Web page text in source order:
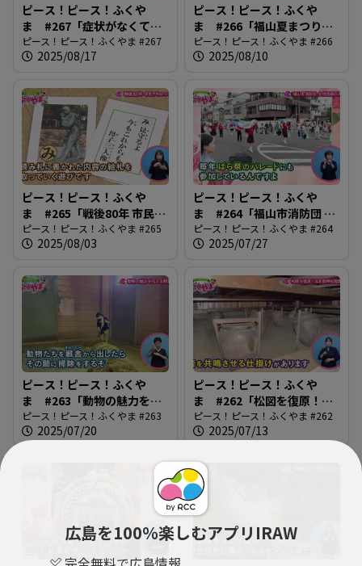
広島を100％楽しむアプリIRAW
ピース！ピース！ふくや
ま #267「症状がなくても
健診に」
ピース！ピース！ふくやま #267
2025/08/17
ピース！ピース！ふくや
ま #266「福山夏まつり
2025」
ピース！ピース！ふくやま #266
2025/08/10
ピース！ピース！ふくや
ま #265「戦後80年 市民平
和のつどい」
ピース！ピース！ふくやま #265
2025/08/03
ピース！ピース！ふくや
ま #264「福山市消防団 女
性団員の活躍」
ピース！ピース！ふくやま #264
2025/07/27
ピース！ピース！ふくや
ま #263「動物の魅力を伝
える飼育員」
ピース！ピース！ふくやま #263
2025/07/20
ピース！ピース！ふくや
ま #262「松図を復原！沼
名前神社能舞台」
ピース！ピース！ふくやま #262
2025/07/13